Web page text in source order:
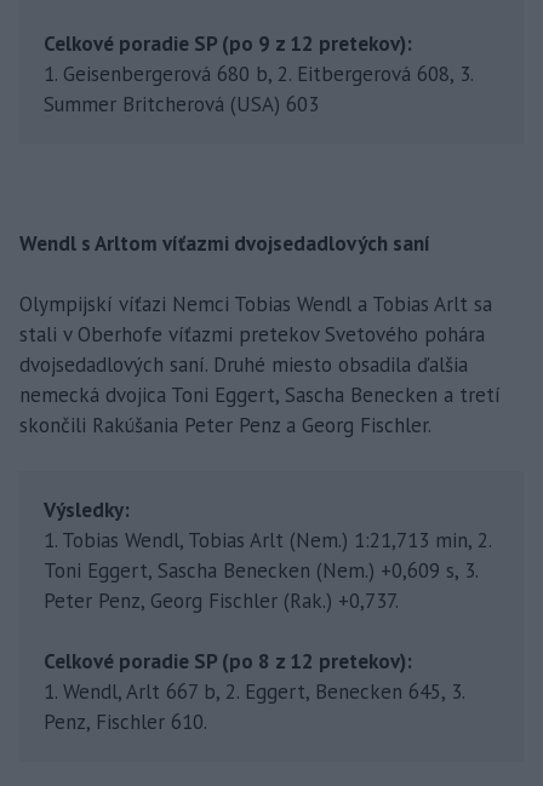
Celkové poradie SP (po 9 z 12 pretekov):
1. Geisenbergerová 680 b, 2. Eitbergerová 608, 3.
Summer Britcherová (USA) 603
Wendl s Arltom víťazmi dvojsedadlových saní
Olympijskí víťazi Nemci Tobias Wendl a Tobias Arlt sa
stali v Oberhofe víťazmi pretekov Svetového pohára
dvojsedadlových saní. Druhé miesto obsadila ďalšia
nemecká dvojica Toni Eggert, Sascha Benecken a tretí
skončili Rakúšania Peter Penz a Georg Fischler.
Výsledky:
1. Tobias Wendl, Tobias Arlt (Nem.) 1:21,713 min, 2.
Toni Eggert, Sascha Benecken (Nem.) +0,609 s, 3.
Peter Penz, Georg Fischler (Rak.) +0,737.
Celkové poradie SP (po 8 z 12 pretekov):
1. Wendl, Arlt 667 b, 2. Eggert, Benecken 645, 3.
Penz, Fischler 610.